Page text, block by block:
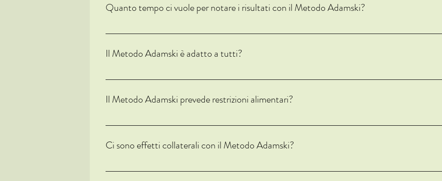
Quanto tempo ci vuole per notare i risultati con il Metodo Adamski?
I risultati del Metodo Adamski possono essere osservati in circa 3-4 giorni, grazie alle correzioni
Il Metodo Adamski è adatto a tutti?
Il Metodo Adamski può essere personalizzato per le esigenze individuali. Tuttavia, è sempre consigliabile
Il Metodo Adamski prevede restrizioni alimentari?
Il Metodo Adamski non comporta restrizioni alimentari, ma piuttosto una regolazione dell'ordine degli alimenti
Ci sono effetti collaterali con il Metodo Adamski?
Non ci sono effetti collaterali noti con il Metodo Adamski, poiché si basa su principi di igiene alimentare e